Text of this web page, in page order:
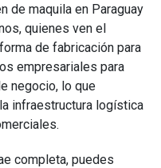
de maquila en Paraguay
quienes ven el
de fabricación para
empresariales para
negocio, lo que
infraestructura logística
completa, puedes